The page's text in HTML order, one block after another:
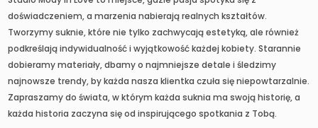
doświadczeniem, a marzenia nabierają realnych kształtów.
Tworzymy suknie, które nie tylko zachwycają estetyką, ale również
podkreślają indywidualność i wyjątkowość każdej kobiety. Starannie
dobieramy materiały, dbamy o najmniejsze detale i śledzimy
najnowsze trendy, by każda nasza klientka czuła się niepowtarzalnie.
Zapraszamy do świata, w którym każda suknia ma swoją historię, a
każda historia zaczyna się od inspirującego spotkania z Tobą.